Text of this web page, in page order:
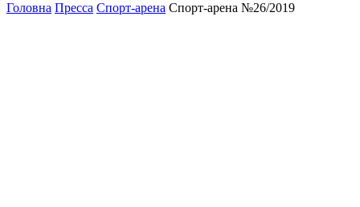
Головна Пресса Спорт-арена Спорт-арена №26/2019